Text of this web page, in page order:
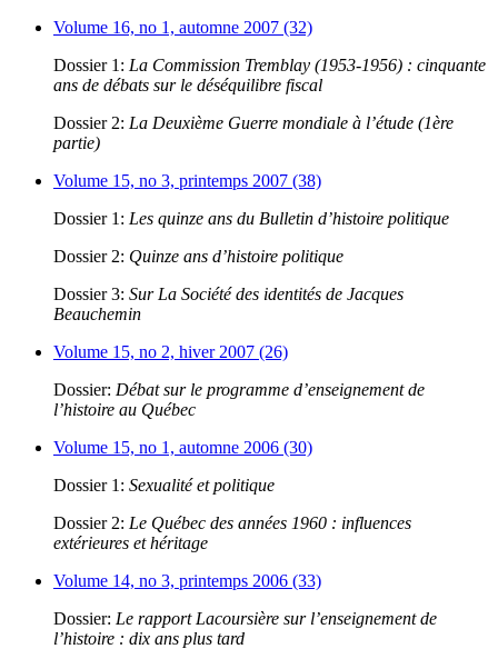
Volume 16, no 1, automne 2007 (32)
Dossier 1: La Commission Tremblay (1953-1956) : cinquante
ans de débats sur le déséquilibre fiscal
Dossier 2: La Deuxième Guerre mondiale à l’étude (1ère
partie)
Volume 15, no 3, printemps 2007 (38)
Dossier 1: Les quinze ans du Bulletin d’histoire politique
Dossier 2: Quinze ans d’histoire politique
Dossier 3: Sur La Société des identités de Jacques
Beauchemin
Volume 15, no 2, hiver 2007 (26)
Dossier: Débat sur le programme d’enseignement de
l’histoire au Québec
Volume 15, no 1, automne 2006 (30)
Dossier 1: Sexualité et politique
Dossier 2: Le Québec des années 1960 : influences
extérieures et héritage
Volume 14, no 3, printemps 2006 (33)
Dossier: Le rapport Lacoursière sur l’enseignement de
l’histoire : dix ans plus tard